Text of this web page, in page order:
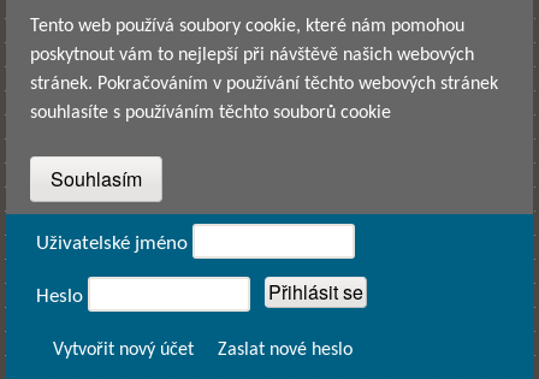
Přejít k hlavnímu obsahu
Tento web používá soubory cookie, které nám pomohou
poskytnout vám to nejlepší při návštěvě našich webových
stránek. Pokračováním v používání těchto webových stránek
souhlasíte s používáním těchto souborů cookie
Přihlášení
Uživatelské jméno
Heslo
Vytvořit nový účet Zaslat nové heslo